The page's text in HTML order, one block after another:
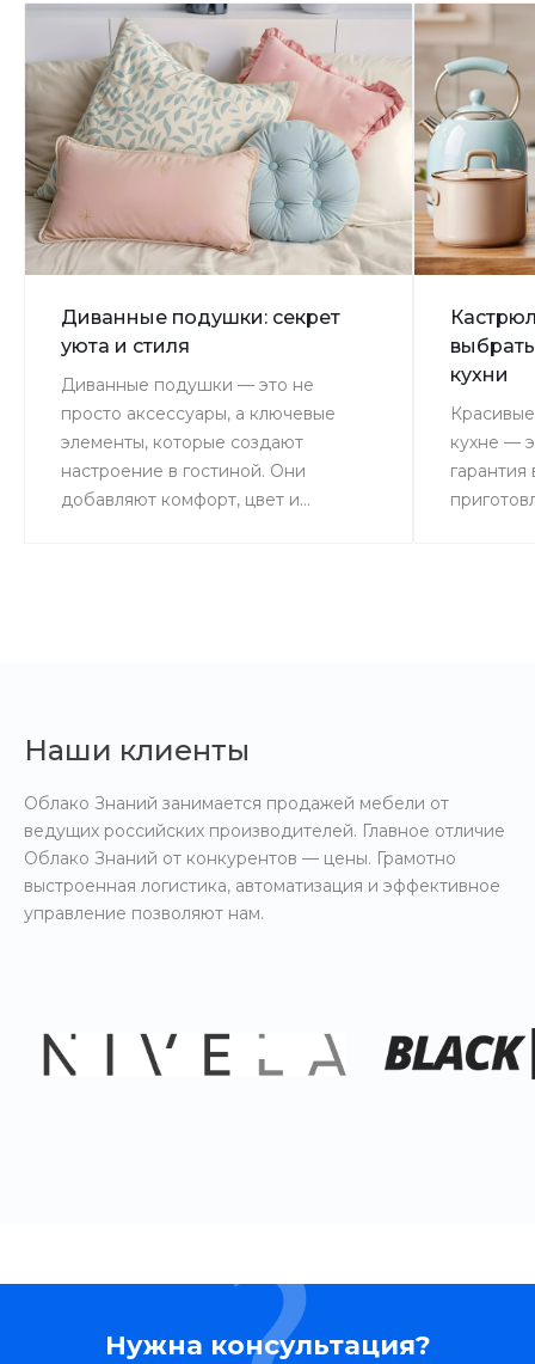
Диванные подушки: секрет
уюта и стиля
Диванные подушки — это не
просто аксессуары, а ключевые
элементы, которые создают
настроение в гостиной. Они
добавляют комфорт, цвет и...
кухни
кухне —
Наши клиенты
Облако Знаний занимается продажей мебели от
ведущих российских производителей. Главное отличие
Облако Знаний от конкурентов — цены. Грамотно
выстроенная логистика, автоматизация и эффективное
управление позволяют нам.
Нужна консультация?